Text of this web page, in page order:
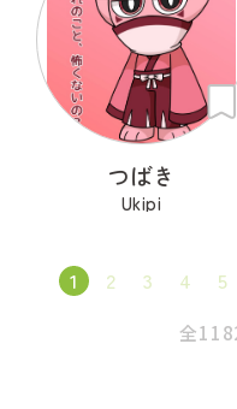
つばき
Ukipi
1 2 3 4 5
全